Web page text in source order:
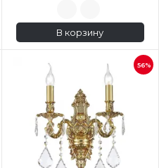
В корзину
56%